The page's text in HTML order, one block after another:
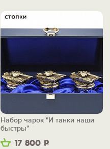
17 800 Р
Набор чарок "И танки наши
быстры"